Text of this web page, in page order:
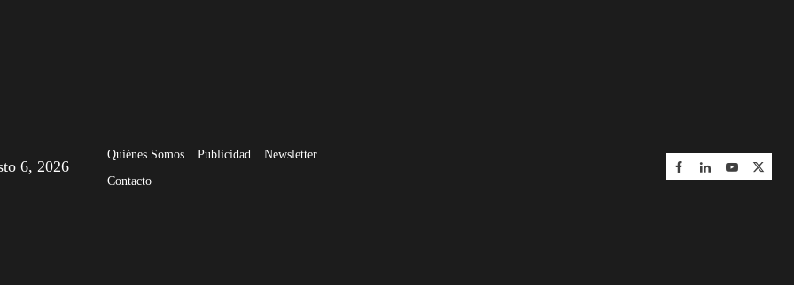
6, 2026
Quiénes Somos Publicidad
Newsletter
Contacto